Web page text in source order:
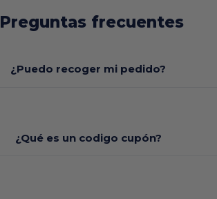
Preguntas frecuentes
¿Puedo recoger mi pedido?
¿Qué es un codigo cupón?